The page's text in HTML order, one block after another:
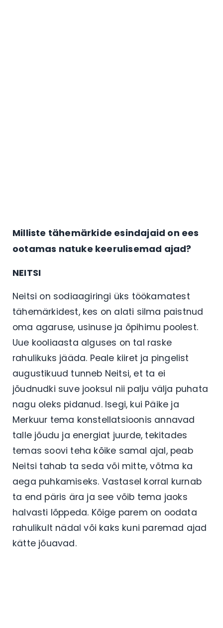
Milliste tähemärkide esindajaid on ees
ootamas natuke keerulisemad ajad?
NEITSI
Neitsi on sodiaagiringi üks töökamatest
tähemärkidest, kes on alati silma paistnud
oma agaruse, usinuse ja õpihimu poolest.
Uue kooliaasta alguses on tal raske
rahulikuks jääda. Peale kiiret ja pingelist
augustikuud tunneb Neitsi, et ta ei
jõudnudki suve jooksul nii palju välja puhata
nagu oleks pidanud. Isegi, kui Päike ja
Merkuur tema konstellatsioonis annavad
talle jõudu ja energiat juurde, tekitades
temas soovi teha kõike samal ajal, peab
Neitsi tahab ta seda või mitte, võtma ka
aega puhkamiseks. Vastasel korral kurnab
ta end päris ära ja see võib tema jaoks
halvasti lõppeda. Kõige parem on oodata
rahulikult nädal või kaks kuni paremad ajad
kätte jõuavad.